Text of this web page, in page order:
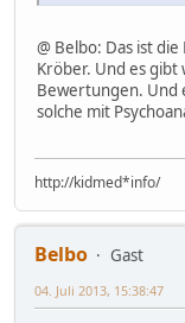
@ Belbo: Das ist
Kröber. Und es
Bewertungen. Und
solche mit
http://kidmed*info/
Belbo
Gast
04. Juli 2013, 15:38:47